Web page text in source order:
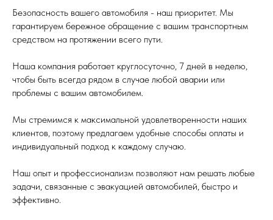
Безопасность вашего автомобиля - наш приоритет. Мы
гарантируем бережное обращение с вашим транспортным
средством на протяжении всего пути.
Наша компания работает круглосуточно, 7 дней в неделю,
чтобы быть всегда рядом в случае любой аварии или
проблемы с вашим автомобилем.
Мы стремимся к максимальной удовлетворенности наших
клиентов, поэтому предлагаем удобные способы оплаты и
индивидуальный подход к каждому случаю.
Наш опыт и профессионализм позволяют нам решать любые
задачи, связанные с эвакуацией автомобилей, быстро и
эффективно.